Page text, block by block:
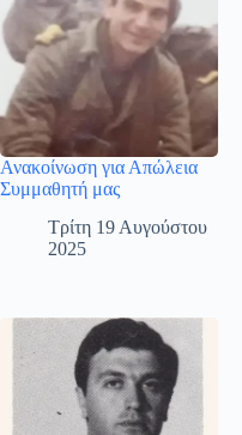
Ανακοίνωση για Απώλεια
Συμμαθητή μας
Τρίτη 19 Αυγούστου
2025